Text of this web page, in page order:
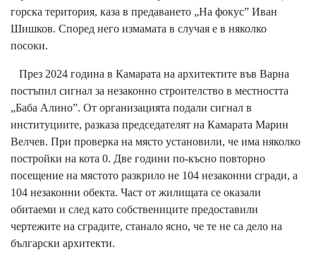
горска територия, каза в предаването „На фокус” Иван
Шишков. Според него измамата в случая е в няколко
посоки.
През 2024 година в Камарата на архитектите във Варна
постъпил сигнал за незаконно строителство в местността
„Баба Алино”. От организацията подали сигнал в
институциите, разказа председателят на Камарата Марин
Велчев. При проверка на място установили, че има няколко
постройки на кота 0. Две години по-късно повторно
посещение на мястото разкрило не 104 незаконни сгради, а
104 незаконни обекта. Част от жилищата се оказали
обитаеми и след като собствениците предоставили
чертежите на сградите, станало ясно, че те не са дело на
български архитекти.